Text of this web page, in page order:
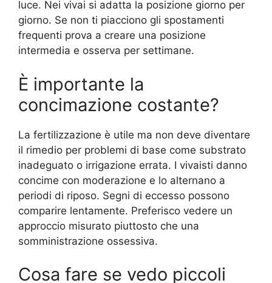
luce. Nei vivai si adatta la posizione giorno per
giorno. Se non ti piacciono gli spostamenti
frequenti prova a creare una posizione
intermedia e osserva per settimane.
È importante la
concimazione costante?
La fertilizzazione è utile ma non deve diventare
il rimedio per problemi di base come substrato
inadeguato o irrigazione errata. I vivaisti danno
concime con moderazione e lo alternano a
periodi di riposo. Segni di eccesso possono
comparire lentamente. Preferisco vedere un
approccio misurato piuttosto che una
somministrazione ossessiva.
Cosa fare se vedo piccoli